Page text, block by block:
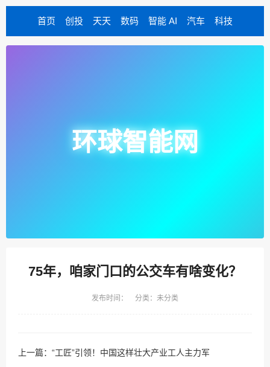
首页 创投 天天 数码 智能 AI 汽车 科技
环球智能网
75年，咱家门口的公交车有啥变化？
发布时间： 分类：未分类
上一篇： “工匠”引领！中国这样壮大产业工人主力军